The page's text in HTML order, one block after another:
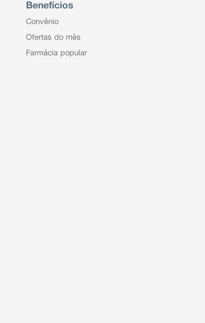
Benefícios
Convênio
Ofertas do mês
Farmácia popular